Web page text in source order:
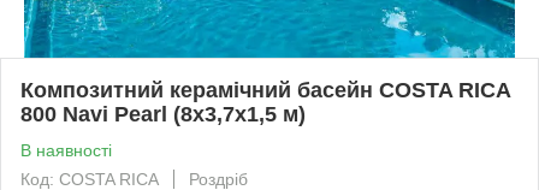
Композитний керамічний басейн COSTA RICA
800 Navi Pearl (8х3,7х1,5 м)
В наявності
Код: COSTA RICA
Роздріб